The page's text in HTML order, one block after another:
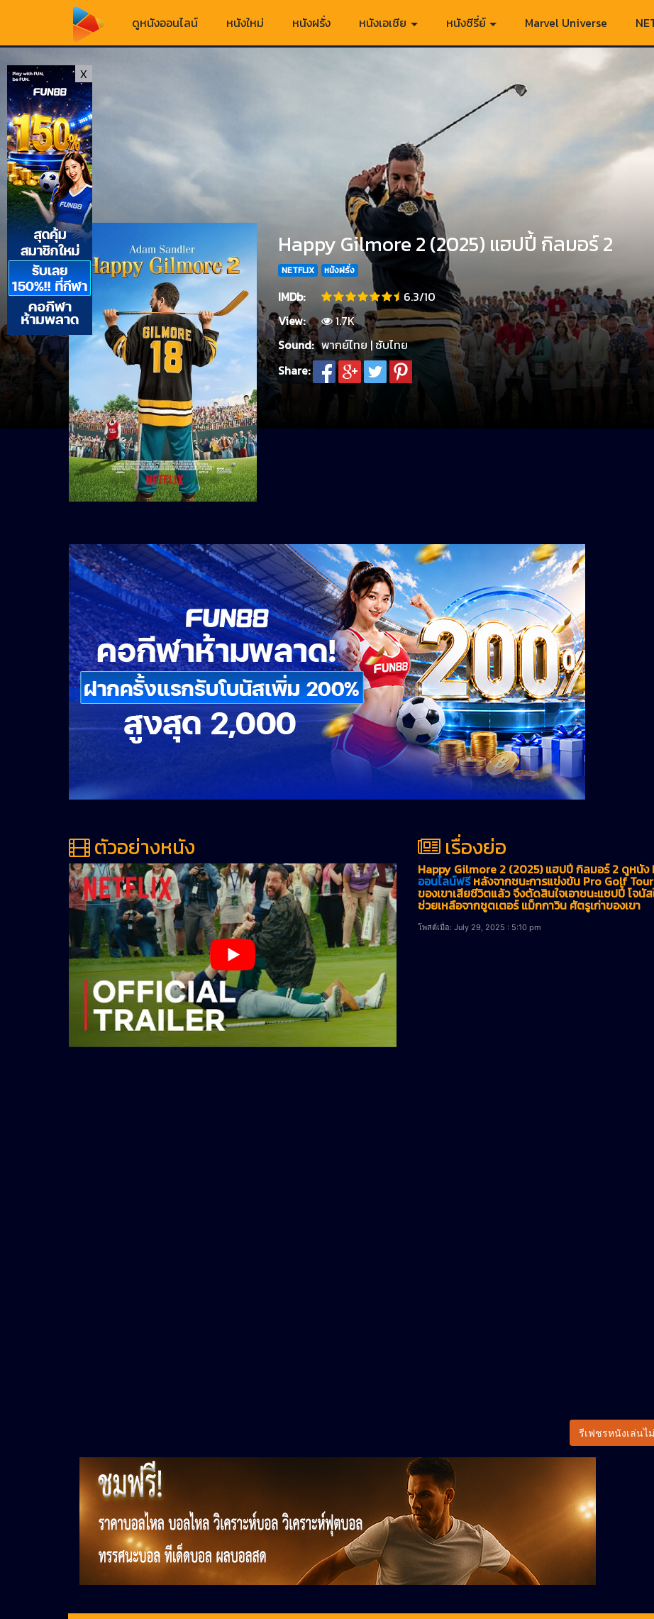
ดูหนังออนไลน์ หนังใหม่ หนังฝรั่ง หนังเอเชีย หนังซีรี่ย์ Marvel Universe
Happy Gilmore 2 (2025) แฮปปี้ กิลมอร์ 2
NETFLIX หนังฝรั่ง
IMDb:
6.3/10
View:
1.7K
Sound: พากย์ไทย | ซับไทย
Share:
ตัวอย่างหนัง เรื่องย่อ
Happy Gilmore 2 (2025) แฮปปี้ กิลมอร์ 2 ดูหนัง
ออนไลน์ฟรีหลังจากชนะการแข่งขัน Pro Golf
ของเขาเสียชีวิตแล้ว จึงตัดสินใจเอาชนะแซปปี้ โจ
ช่วยเหลือจากชูตเตอร์ แม็กกาวิน ศัตรูเก่าของเขา
โพสต์เมื่อ: July 29, 2025 : 5:10 pm
รีเฟชรหนังเล่นไ
X